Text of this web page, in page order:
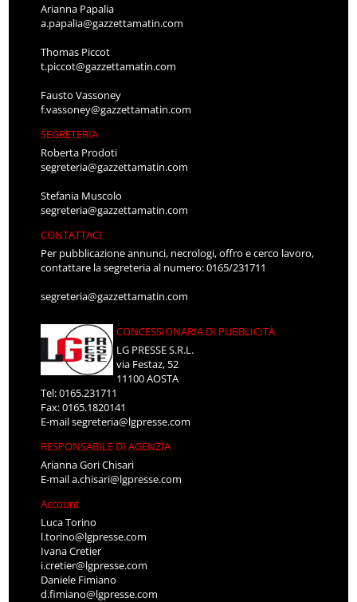
Arianna Papalia
a.papalia@gazzettamatin.com
Thomas Piccot
t.piccot@gazzettamatin.com
Fausto Vassoney
f.vassoney@gazzettamatin.com
SEGRETERIA
Roberta Prodoti
segreteria@gazzettamatin.com
Stefania Muscolo
segreteria@gazzettamatin.com
CONTATTACI
Per pubblicazione annunci, necrologi, offro e cerco lavoro,
contattare la segreteria al numero: 0165/231711
segreteria@gazzettamatin.com
CONCESSIONARIA DI PUBBLICITÀ
LG PRESSE S.R.L.
via Festaz, 52
11100 AOSTA
Tel: 0165.231711
Fax: 0165.1820141
E-mailsegreteria@lgpresse.com
RESPONSABILE DI AGENZIA
Arianna Gori Chisari
E-maila.chisari@lgpresse.com
Account
Luca Torino
l.torino@lgpresse.com
Ivana Cretier
i.cretier@lgpresse.com
Daniele Fimiano
d.fimiano@lgpresse.com